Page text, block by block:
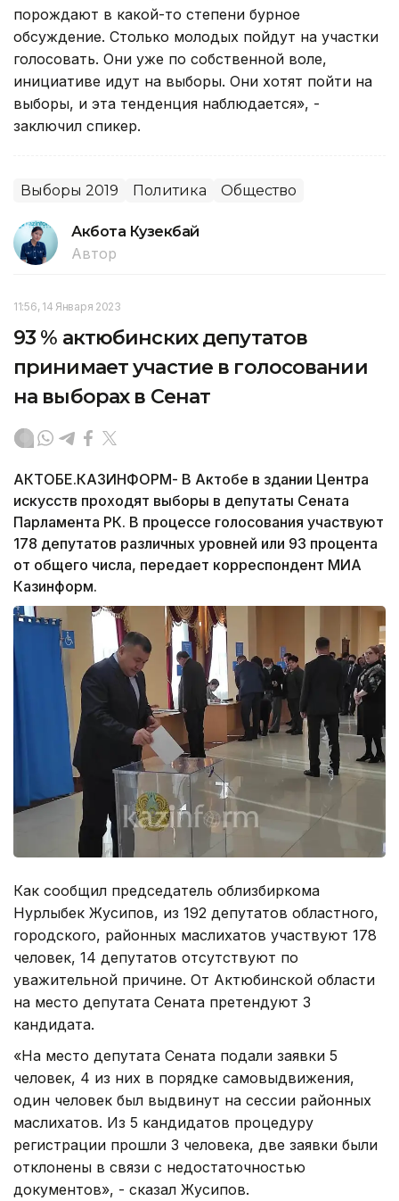
порождают в какой-то степени бурное
обсуждение. Столько молодых пойдут на участки
голосовать. Они уже по собственной воле,
инициативе идут на выборы. Они хотят пойти на
выборы, и эта тенденция наблюдается», -
заключил спикер.
Выборы 2019 Политика Общество
Акбота Кузекбай
Автор
11:56, 14 Января 2023
93 % актюбинских депутатов
принимает участие в голосовании
на выборах в Сенат
АКТОБЕ.КАЗИНФОРМ- В Актобе в здании Центра
искусств проходят выборы в депутаты Сената
Парламента РК. В процессе голосования участвуют
178 депутатов различных уровней или 93 процента
от общего числа, передает корреспондент МИА
Казинформ.
Как сообщил председатель облизбиркома
Нурлыбек Жусипов, из 192 депутатов областного,
городского, районных маслихатов участвуют 178
человек, 14 депутатов отсутствуют по
уважительной причине. От Актюбинской области
на место депутата Сената претендуют 3
кандидата.
«На место депутата Сената подали заявки 5
человек, 4 из них в порядке самовыдвижения,
один человек был выдвинут на сессии районных
маслихатов. Из 5 кандидатов процедуру
регистрации прошли 3 человека, две заявки были
отклонены в связи с недостаточностью
документов», - сказал Жусипов.